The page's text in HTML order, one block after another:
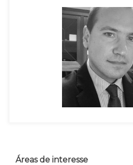
Áreas de interesse